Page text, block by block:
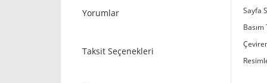
Yorumlar
Taksit Seçenekleri
Sayfa